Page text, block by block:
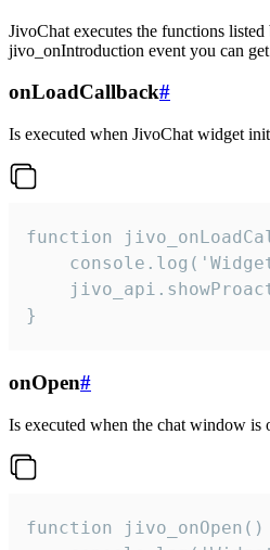
JivoChat executes the functions
jivo_onIntroduction event you can
onLoadCallback#
Is executed when JivoChat widget
function
}
onOpen#
Is executed when the chat window
function